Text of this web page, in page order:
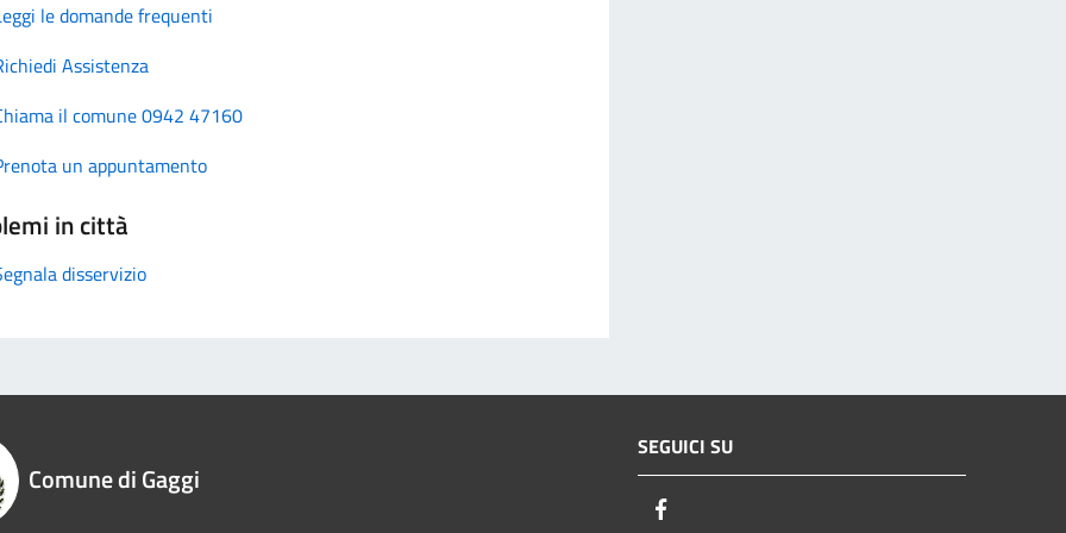
le domande frequenti
Assistenza
il comune 0942 47160
un appuntamento
in città
disservizio
Comune di Gaggi
SEGUICI SU